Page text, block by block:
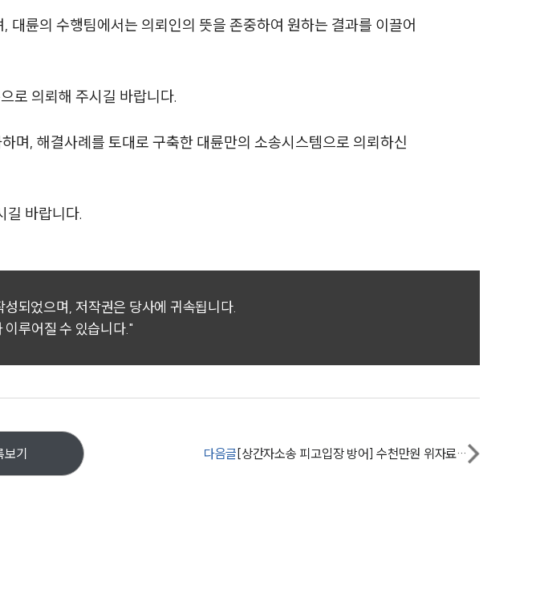
이혼전문변호사
공지사항
륜의 수행팀에서는 의뢰인의 뜻을 존중하여 원하는 결과를 이끌어
로 의뢰해 주시길 바랍니다.
며, 해결사례를 토대로 구축한 대륜만의 소송시스템으로 의뢰하신
길 바랍니다.
되었으며, 저작권은 당사에 귀속됩니다.
루어질 수 있습니다."
기 다음글 [상간자소송 피고입장 방어] 수천만원 위자료 손해배상 청구 소송 기각시킴